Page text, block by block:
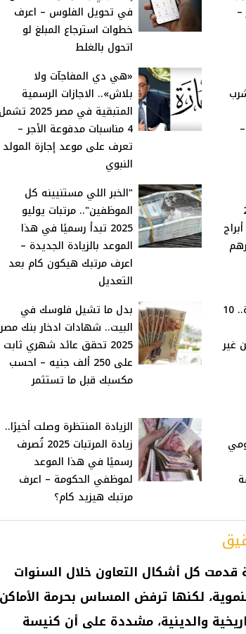
–
في تحويل الفلوس – اعرف
خطوات استرجاع المبلغ لو
اتحول بالغلط
–
«هي دي المفاجآت ولا
بلاش».. الاجازات الرسمية
المتبقية في مصر 2025 تشمل
4 مناسبات مدفوعة الأجر –
تعرف على موعد إجازة المولد
النبوي
تكشف مفاجآت كبرى لـ 5 أبراج
"الخبر اللي مستنيينه كل
الموظفين".. مرتبات يوليو
2025 تبدأ رسميًا في هذا
الموعد بالزيادة الجديدة –
اعرف مرتبك هيكون كام بعد
التعديل
هتنزل أفلام وبأعلى جودة.. 10
غير
بدل ما تشيل فلوسك في
البيت.. شهادات ادخار بنك مصر
2025 تحقق عائد شهري ثابت
على 250 ألف جنيه – احسب
مكسبك قبل ما تستثمر
الزيادة المنتظرة وصلت أخيرًا..
زيادة المرتبات 2025 تُصرف
رسميًا في هذا الموعد
لموظفي الحكومة – اعرف
مرتبك هيزيد كام؟
قدمت كل أشكال التعاون خلال السنوات
لكنها ترفض المساس بحرمة الأماكن
والدينية، مشددة على أن كنيسة